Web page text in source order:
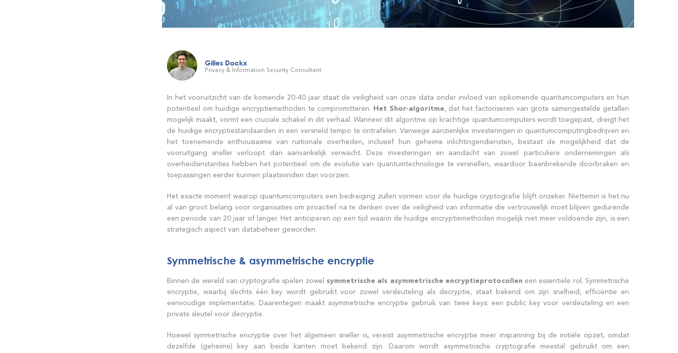
Gilles Dockx
Privacy & Information Security Consultant
In het vooruitzicht van de komende 20-40 jaar staat de veiligheid van onze data onder invloed van opkomende quantumcomputers en hun
potentieel om huidige encryptiemethoden te compromitteren.
Het Shor-algoritme, dat het factoriseren van grote samengestelde getallen
mogelijk maakt, vormt een cruciale schakel in dit verhaal. Wanneer dit algoritme op krachtige quantumcomputers wordt toegepast, dreigt het
de huidige encryptiestandaarden in een versneld tempo te ontrafelen. Vanwege aanzienlijke investeringen in quantumcomputingbedrijven en
het toenemende enthousiasme van nationale overheden, inclusief hun geheime inlichtingendiensten, bestaat de mogelijkheid dat de
vooruitgang sneller verloopt dan aanvankelijk verwacht. Deze investeringen en aandacht van zowel particuliere ondernemingen als
overheidsinstanties hebben het potentieel om de evolutie van quantumtechnologie te versnellen, waardoor baanbrekende doorbraken en
toepassingen eerder kunnen plaatsvinden dan voorzien.
Het exacte moment waarop quantumcomputers een bedreiging zullen vormen voor de huidige cryptografie blijft onzeker. Niettemin is het nu
al van groot belang voor organisaties om proactief na te denken over de veiligheid van informatie die vertrouwelijk moet blijven gedurende
een periode van 20 jaar of langer. Het anticiperen op een tijd waarin de huidige encryptiemethoden mogelijk niet meer voldoende zijn, is een
strategisch aspect van databeheer geworden.
Symmetrische & asymmetrische encryptie
Binnen de wereld van cryptografie spelen zowel symmetrische als asymmetrische encryptieprotocollen een essentiële rol. Symmetrische
encryptie, waarbij slechts één key wordt gebruikt voor zowel versleuteling als decryptie, staat bekend om zijn snelheid, efficiëntie en
eenvoudige implementatie. Daarentegen maakt asymmetrische encryptie gebruik van twee keys: een public key voor versleuteling en een
private sleutel voor decryptie.
Hoewel symmetrische encryptie over het algemeen sneller is, vereist asymmetrische encryptie meer inspanning bij de initiële opzet, omdat
dezelfde (geheime) key aan beide kanten moet bekend zijn. Daarom wordt asymmetrische cryptografie meestal gebruikt om een